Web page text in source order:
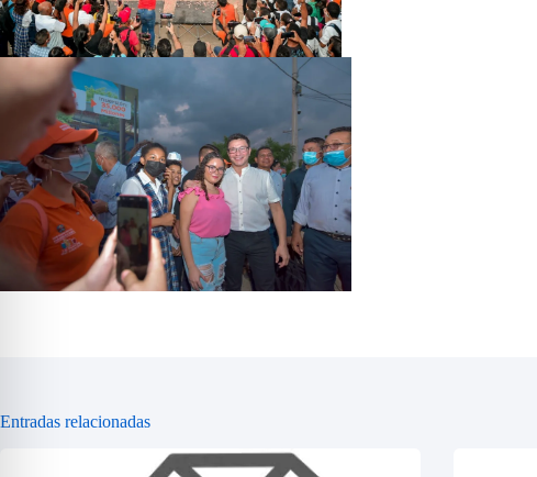
Entradas relacionadas